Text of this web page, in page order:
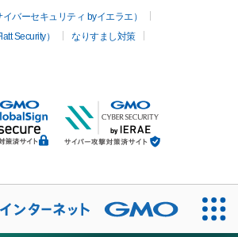
バーセキュリティ byイエラエ）
Security）
なりすまし対策